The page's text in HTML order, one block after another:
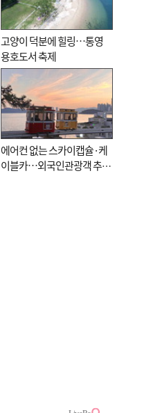
고양이 덕분에 힐링…통영
용호도서 축제
에어컨 없는 스카이캡슐·케
이블카…외국인관광객 추억